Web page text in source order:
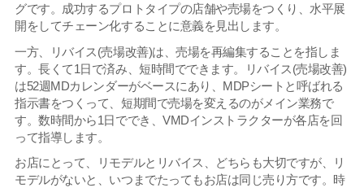
グです。成功するプロトタイプの店舗や売場をつくり、水平展
開をしてチェーン化することに意義を見出します。
一方、リバイス(売場改善)は、売場を再編集することを指しま
す。長くて1日で済み、短時間でできます。リバイス(売場改善)
は52週MDカレンダーがベースにあり、MDPシートと呼ばれる
指示書をつくって、短期間で売場を変えるのがメイン業務で
す。数時間から1日ででき、VMDインストラクターが各店を回
って指導します。
お店にとって、リモデルとリバイス、どちらも大切ですが、リ
モデルがないと、いつまでたってもお店は同じ売り方です。時